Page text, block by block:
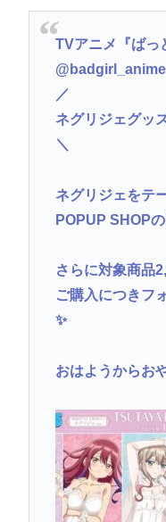
TVアニメ『ばっ
@badgirl_anime
／
ネグリジェグッ
＼
ネグリジェをテ
POPUP SHOP
さらに対象商品
ご購入につきフ
✨
おはようからお